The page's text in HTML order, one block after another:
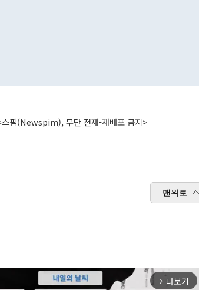
스핌(Newspim), 무단 전재-재배포 금지>
맨위로
arrow_forward_ios 더보기